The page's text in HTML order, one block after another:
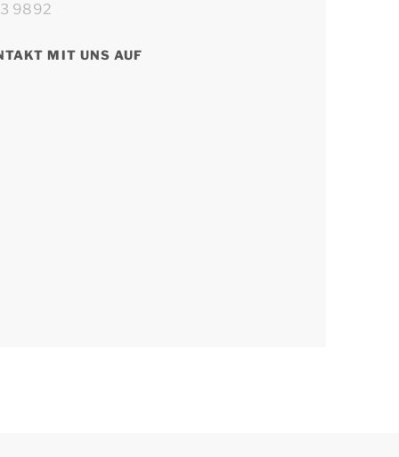
9892
MIT UNS AUF